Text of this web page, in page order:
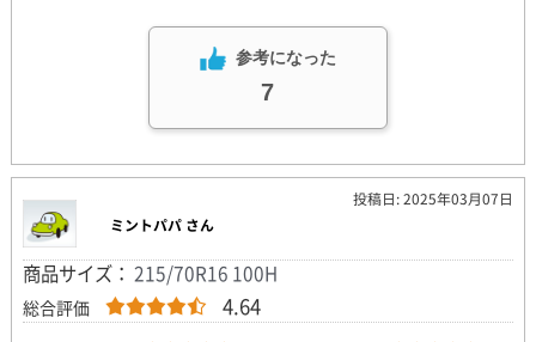
参考になった
7
投稿日: 2025年03月07日
ミントパパ さん
商品サイズ： 215/70R16 100H
総合評価 4.64